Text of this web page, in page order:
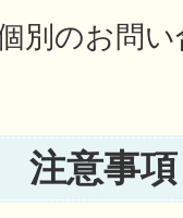
別のお問
注意事項